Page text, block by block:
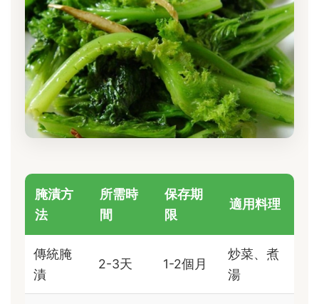
腌漬方
法
所需時
間
保存期
限
適用料理
傳統腌
漬
2-3天 1-2個月
炒菜、煮
湯